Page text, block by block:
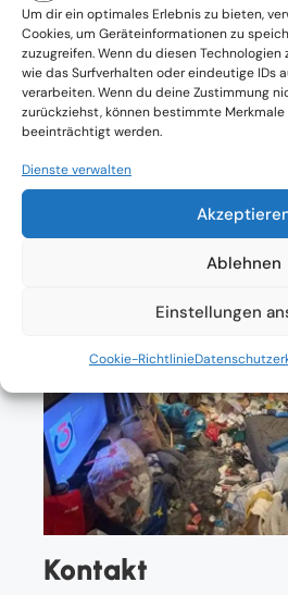
Um dir ein optimales Erlebnis zu bieten,
Cookies, um Geräteinformationen zu
zuzugreifen. Wenn du diesen
wie das Surfverhalten oder eindeutige IDs
verarbeiten. Wenn du deine Zustimmung
zurückziehst, können bestimmte
beeinträchtigt werden.
Dienste verwalten
Ablehnen
Einstellungen
Cookie-Richtlinie
Verfügbarkeit:
Absolute Diskretion
Zusammenarbeit mit
Einverständnis
Kontakt